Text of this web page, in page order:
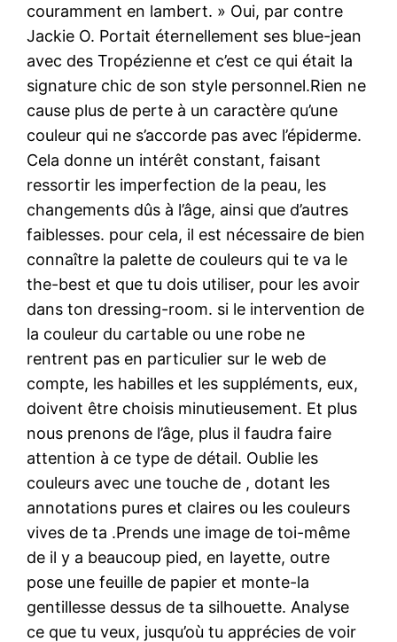
couramment en lambert. » Oui, par contre
Jackie O. Portait éternellement ses blue-jean
avec des Tropézienne et c’est ce qui était la
signature chic de son style personnel.Rien ne
cause plus de perte à un caractère qu’une
couleur qui ne s’accorde pas avec l’épiderme.
Cela donne un intérêt constant, faisant
ressortir les imperfection de la peau, les
changements dûs à l’âge, ainsi que d’autres
faiblesses. pour cela, il est nécessaire de bien
connaître la palette de couleurs qui te va le
the-best et que tu dois utiliser, pour les avoir
dans ton dressing-room. si le intervention de
la couleur du cartable ou une robe ne
rentrent pas en particulier sur le web de
compte, les habilles et les suppléments, eux,
doivent être choisis minutieusement. Et plus
nous prenons de l’âge, plus il faudra faire
attention à ce type de détail. Oublie les
couleurs avec une touche de , dotant les
annotations pures et claires ou les couleurs
vives de ta .Prends une image de toi-même
de il y a beaucoup pied, en layette, outre
pose une feuille de papier et monte-la
gentillesse dessus de ta silhouette. Analyse
ce que tu veux, jusqu’où tu apprécies de voir